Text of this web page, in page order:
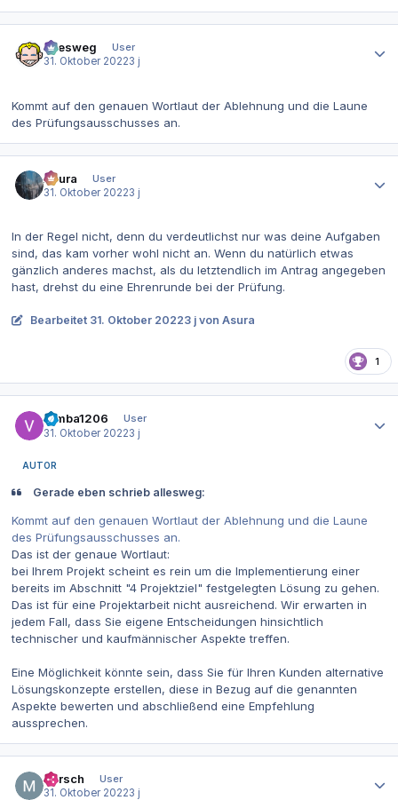
allesweg
User
31. Oktober 20223 j
Kommt auf den genauen Wortlaut der Ablehnung und die Laune
des Prüfungsausschusses an.
Asura
User
31. Oktober 20223 j
In der Regel nicht, denn du verdeutlichst nur was deine Aufgaben
sind, das kam vorher wohl nicht an. Wenn du natürlich etwas
gänzlich anderes machst, als du letztendlich im Antrag angegeben
hast, drehst du eine Ehrenrunde bei der Prüfung.
Bearbeitet 31. Oktober 20223 j von Asura
1
Simba1206
User
31. Oktober 20223 j
AUTOR
Gerade eben schrieb allesweg:
Kommt auf den genauen Wortlaut der Ablehnung und die Laune
des Prüfungsausschusses an.
Das ist der genaue Wortlaut:
bei Ihrem Projekt scheint es rein um die Implementierung einer
bereits im Abschnitt "4 Projektziel" festgelegten Lösung zu gehen.
Das ist für eine Projektarbeit nicht ausreichend. Wir erwarten in
jedem Fall, dass Sie eigene Entscheidungen hinsichtlich
technischer und kaufmännischer Aspekte treffen.
Eine Möglichkeit könnte sein, dass Sie für Ihren Kunden alternative
Lösungskonzepte erstellen, diese in Bezug auf die genannten
Aspekte bewerten und abschließend eine Empfehlung
aussprechen.
Börsch
User
31. Oktober 20223 j